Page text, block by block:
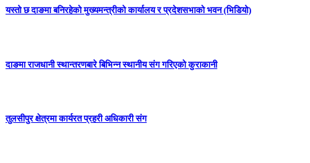
यस्तो छ दाङमा बनिरहेको मुख्यमन्त्रीको कार्यालय र प्रदेशसभाको भवन (भिडियो)
दाङमा राजधानी स्थान्तरणबारे बिभिन्न स्थानीय संग गरिएको कुराकानी
तुलसीपुर क्षेत्रमा कार्यरत प्रहरी अधिकारी संग